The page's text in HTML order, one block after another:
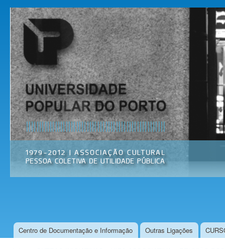
Universidade
Popular do
Porto
Associação
Cultural
Menu principal
Centro de Documentação e Informação Outras Ligações